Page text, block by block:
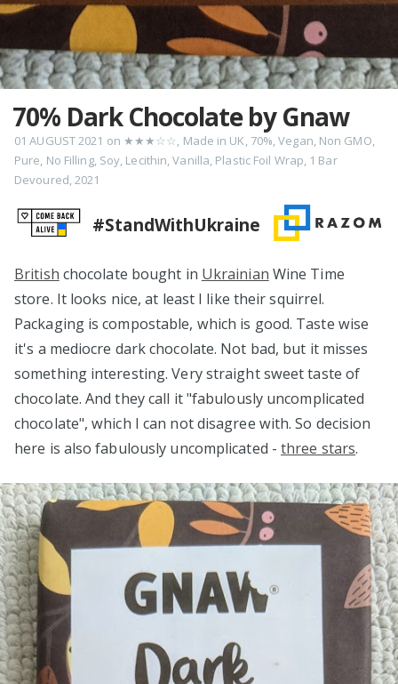
70% Dark Chocolate by Gnaw
01 AUGUST 2021 on ★★★☆☆, Made in UK, 70%,Vegan, Non GMO,
Pure, No Filling, Soy, Lecithin,Vanilla, Plastic Foil Wrap, 1 Bar
Devoured,2021
#StandWithUkraine
British chocolate bought in Ukrainian Wine Time
store. It looks nice, at least I like their squirrel.
Packaging is compostable, which is good. Taste wise
it's a mediocre dark chocolate. Not bad, but it misses
something interesting. Very straight sweet taste of
chocolate. And they call it "fabulously uncomplicated
chocolate", which I can not disagree with. So decision
here is also fabulously uncomplicated -three stars.